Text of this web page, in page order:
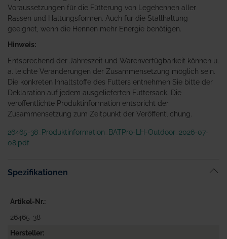
Voraussetzungen für die Fütterung von Legehennen aller
Rassen und Haltungsformen. Auch für die Stallhaltung
geeignet, wenn die Hennen mehr Energie benötigen.
Hinweis:
Entsprechend der Jahreszeit und Warenverfügbarkeit können u.
a. leichte Veränderungen der Zusammensetzung möglich sein.
Die konkreten Inhaltstoffe des Futters entnehmen Sie bitte der
Deklaration auf jedem ausgelieferten Futtersack. Die
veröffentlichte Produktinformation entspricht der
Zusammensetzung zum Zeitpunkt der Veröffentlichung.
26465-38_Produktinformation_BATPro-LH-Outdoor_2026-07-
08.pdf
Spezifikationen
Artikel-Nr.
26465-38
Hersteller